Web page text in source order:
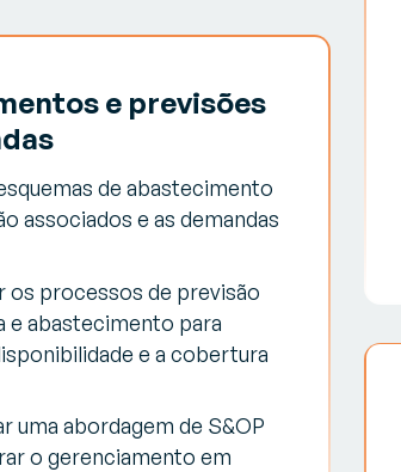
e previsões
de abastecimento
associados e as demandas
os processos de previsão
e abastecimento para
e a cobertura
uma abordagem de S&OP
o gerenciamento em